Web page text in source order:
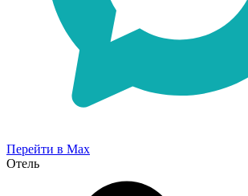
Перейти в Max
Отель